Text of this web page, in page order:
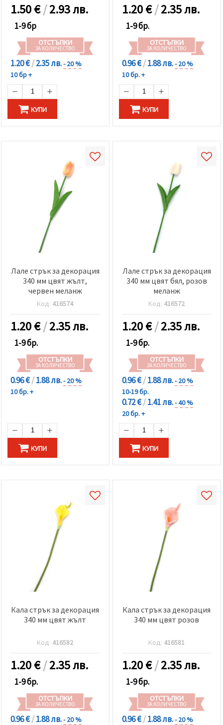
1.50€/2.93 лв.
1-9 бр
ОТСТЪПКИ
ЗА КОЛИЧЕСТВО
1.20 €/2.35 лв.- 20 %
10 бр +
КУПИ
1.20€/2.35 лв.
1-9 бр.
ОТСТЪПКИ
ЗА КОЛИЧЕСТВО
0.96 €/1.88 лв.- 20 %
10 бр. +
КУПИ
Лале стрък за декорация
340 мм цвят жълт,
червен меланж
Код: 416574
1.20€/2.35 лв.
1-9 бр.
ОТСТЪПКИ
ЗА КОЛИЧЕСТВО
0.96 €/1.88 лв.- 20 %
10 бр. +
КУПИ
Лале стрък за декорация
340 мм цвят бял, розов
меланж
Код: 416572
1.20€/2.35 лв.
1-9 бр.
ОТСТЪПКИ
ЗА КОЛИЧЕСТВО
0.96 €/1.88 лв.- 20 %
10-19 бр.
0.72 €/1.41 лв.- 40 %
20 бр. +
КУПИ
Кала стрък за декорация
340 мм цвят жълт
Код: 416582
1.20€/2.35 лв.
1-9 бр.
ОТСТЪПКИ
ЗА КОЛИЧЕСТВО
0.96 €/1.88 лв.- 20 %
Кала стрък за декорация
340 мм цвят розов
Код: 416581
1.20€/2.35 лв.
1-9 бр.
ОТСТЪПКИ
ЗА КОЛИЧЕСТВО
0.96 €/1.88 лв.- 20 %